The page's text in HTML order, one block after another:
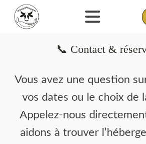
📞 Contact &
Vous avez une question
vos dates ou le choix de
Appelez-nous
aidons à trouver